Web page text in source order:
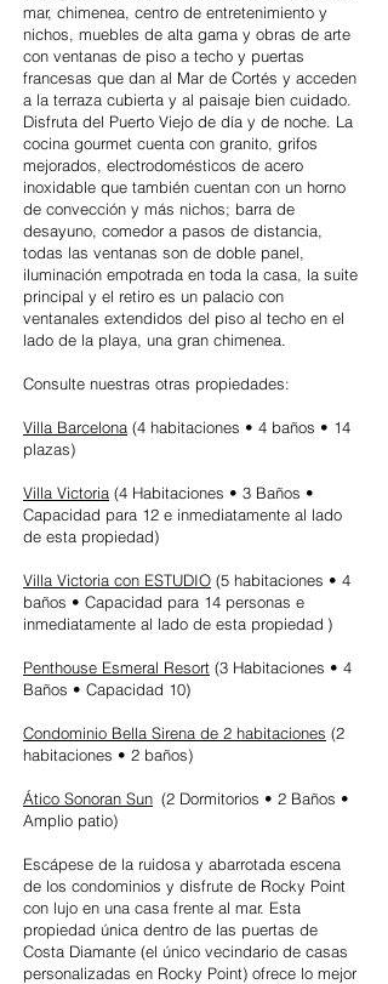
mar, chimenea, centro de entretenimiento y
nichos, muebles de alta gama y obras de arte
con ventanas de piso a techo y puertas
francesas que dan al Mar de Cortés y acceden
a la terraza cubierta y al paisaje bien cuidado.
Disfruta del Puerto Viejo de día y de noche. La
cocina gourmet cuenta con granito, grifos
mejorados, electrodomésticos de acero
inoxidable que también cuentan con un horno
de convección y más nichos; barra de
desayuno, comedor a pasos de distancia,
todas las ventanas son de doble panel,
iluminación empotrada en toda la casa, la suite
principal y el retiro es un palacio con
ventanales extendidos del piso al techo en el
lado de la playa, una gran chimenea.
Consulte nuestras otras propiedades:
Villa Barcelona (4 habitaciones • 4 baños • 14
plazas)
Villa Victoria (4 Habitaciones • 3 Baños •
Capacidad para 12 e inmediatamente al lado
de esta propiedad)
Villa Victoria con ESTUDIO (5 habitaciones • 4
baños • Capacidad para 14 personas e
inmediatamente al lado de esta propiedad )
Penthouse Esmeral Resort (3 Habitaciones • 4
Baños • Capacidad 10)
Condominio Bella Sirena de 2 habitaciones (2
habitaciones • 2 baños)
Ático Sonoran Sun (2 Dormitorios • 2 Baños •
Amplio patio)
Escápese de la ruidosa y abarrotada escena
de los condominios y disfrute de Rocky Point
con lujo en una casa frente al mar. Esta
propiedad única dentro de las puertas de
Costa Diamante (el único vecindario de casas
personalizadas en Rocky Point) ofrece lo mejor